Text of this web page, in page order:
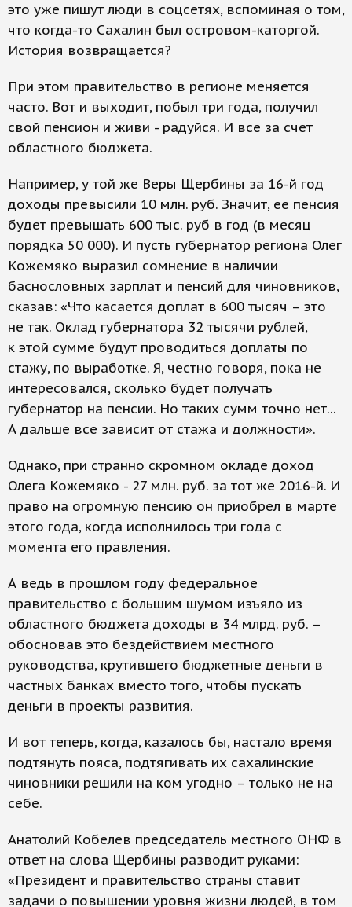
это уже пишут люди в соцсетях, вспоминая о том,
что когда-то Сахалин был островом-каторгой.
История возвращается?
При этом правительство в регионе меняется
часто. Вот и выходит, побыл три года, получил
свой пенсион и живи - радуйся. И все за счет
областного бюджета.
Например, у той же Веры Щербины за 16-й год
доходы превысили 10 млн. руб. Значит, ее пенсия
будет превышать 600 тыс. руб в год (в месяц
порядка 50 000). И пусть губернатор региона Олег
Кожемяко выразил сомнение в наличии
баснословных зарплат и пенсий для чиновников,
сказав: «Что касается доплат в 600 тысяч – это
не так. Оклад губернатора 32 тысячи рублей,
к этой сумме будут проводиться доплаты по
стажу, по выработке. Я, честно говоря, пока не
интересовался, сколько будет получать
губернатор на пенсии. Но таких сумм точно нет...
А дальше все зависит от стажа и должности».
Однако, при странно скромном окладе доход
Олега Кожемяко - 27 млн. руб. за тот же 2016-й. И
право на огромную пенсию он приобрел в марте
этого года, когда исполнилось три года с
момента его правления.
А ведь в прошлом году федеральное
правительство с большим шумом изъяло из
областного бюджета доходы в 34 млрд. руб. –
обосновав это бездействием местного
руководства, крутившего бюджетные деньги в
частных банках вместо того, чтобы пускать
деньги в проекты развития.
И вот теперь, когда, казалось бы, настало время
подтянуть пояса, подтягивать их сахалинские
чиновники решили на ком угодно – только не на
себе.
Анатолий Кобелев председатель местного ОНФ в
ответ на слова Щербины разводит руками:
«Президент и правительство страны ставит
задачи о повышении уровня жизни людей, в том